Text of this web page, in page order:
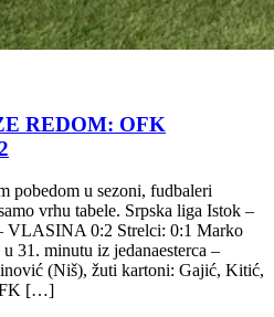
REDOM: OFK
pobedom u sezoni, fudbaleri
vrhu tabele. Srpska liga Istok –
0:2 Strelci: 0:1 Marko
31. minutu iz jedanaesterca –
(Niš), žuti kartoni: Gajić, Kitić,
[…]